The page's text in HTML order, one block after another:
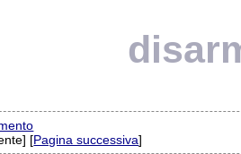
[Pagina successiva]